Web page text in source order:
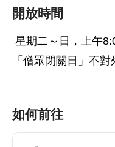
開放時間
星期二～日，上午
「僧眾閉關日」不對
如何前往